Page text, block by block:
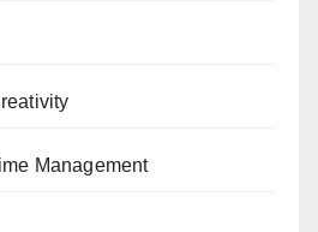
Management